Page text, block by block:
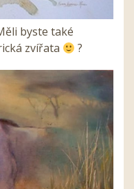
byste také
zvířata
?